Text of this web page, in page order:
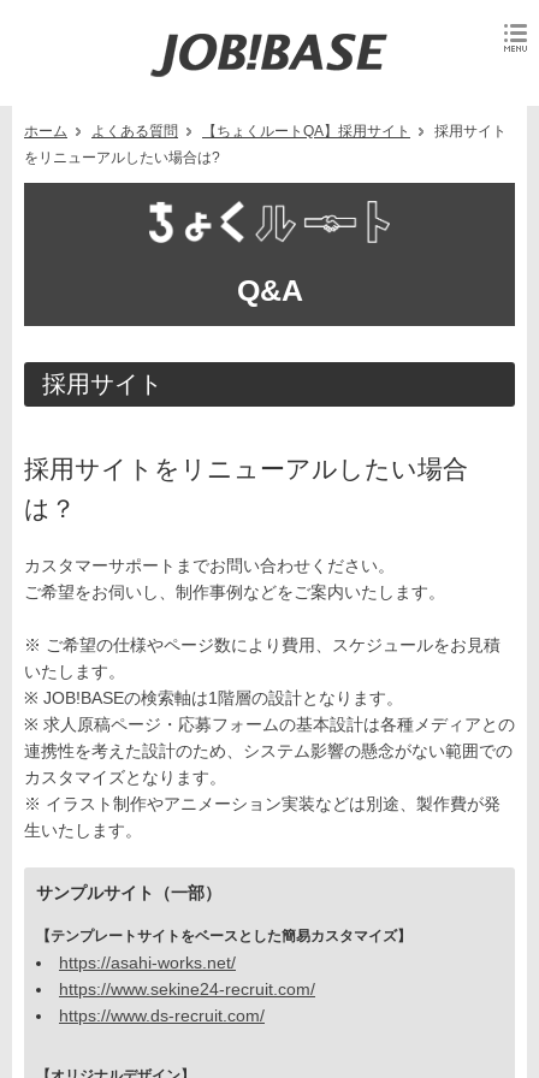
ホーム よくある質問 【ちょくルートQA】採用サイト
採用サイト
をリニューアルしたい場合は?
Q&A
採用サイト
採用サイトをリニューアルしたい場合
は？
カスタマーサポートまでお問い合わせください。
ご希望をお伺いし、制作事例などをご案内いたします。
※ ご希望の仕様やページ数により費用、スケジュールをお見積
いたします。
※ JOB!BASEの検索軸は1階層の設計となります。
※ 求人原稿ページ・応募フォームの基本設計は各種メディアとの
連携性を考えた設計のため、システム影響の懸念がない範囲での
カスタマイズとなります。
※ イラスト制作やアニメーション実装などは別途、製作費が発
生いたします。
サンプルサイト（一部）
【テンプレートサイトをベースとした簡易カスタマイズ】
https://asahi-works.net/
https://www.sekine24-recruit.com/
https://www.ds-recruit.com/